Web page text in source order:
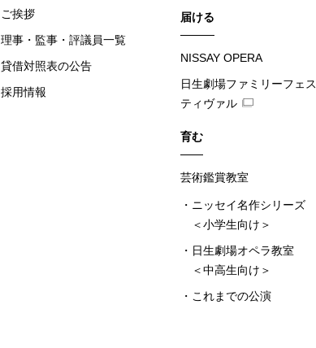
ご挨拶
理事・監事・評議員一覧
貸借対照表の公告
採用情報
届ける
NISSAY OPERA
日生劇場ファミリーフェス
ティヴァル
育む
芸術鑑賞教室
ニッセイ名作シリーズ
＜小学生向け＞
日生劇場オペラ教室
＜中高生向け＞
これまでの公演